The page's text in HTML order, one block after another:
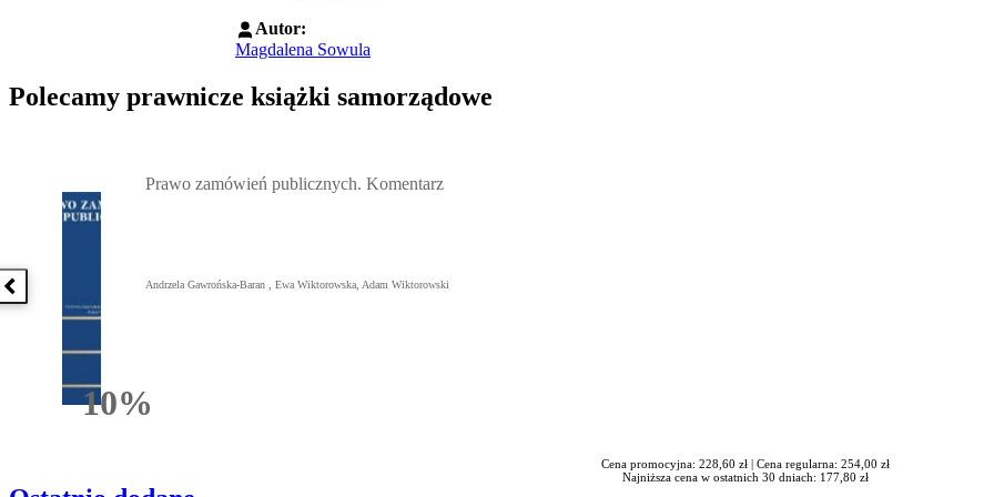
Autor:
Magdalena Sowula
Polecamy prawnicze książki samorządowe
Poprzednia książka
10%Rabatu
Prawo zamówień publicznych. Komentarz
Andrzela Gawrońska-Baran , Ewa Wiktorowska, Adam Wiktorowski
Cena promocyjna: 228,60 zł | Cena regularna: 254,00 zł
Najniższa cena w ostatnich 30 dniach: 177,80 zł